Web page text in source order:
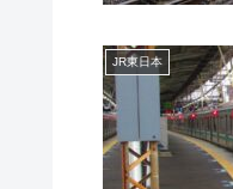
JR東日本